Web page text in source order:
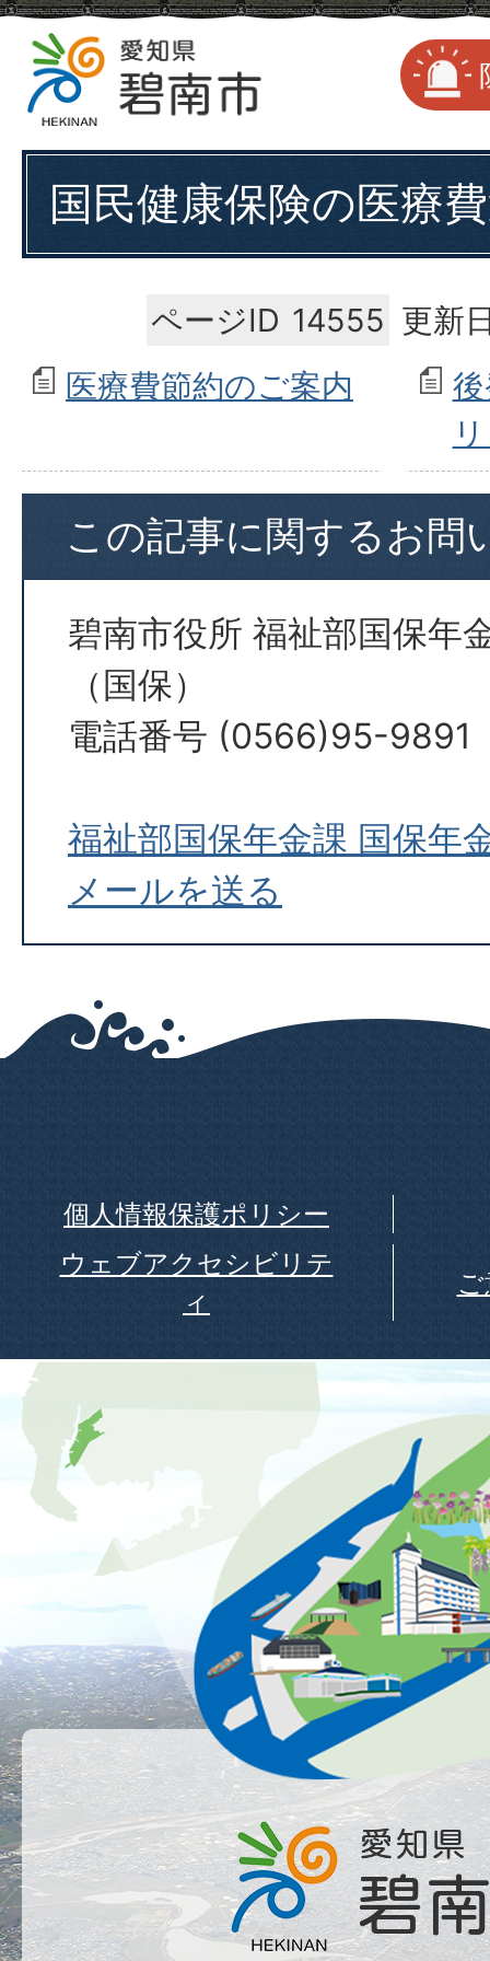
国民健康保険の医療
ページID 14555 更新
医療費節約のご案内
この記事に関するお問
碧南市役所 福祉部国保年
（国保）
電話番号 (0566)95-9891
福祉部国保年金課 国保年
メールを送る
個人情報保護ポリシー
ウェブアクセシビリテ
ィ